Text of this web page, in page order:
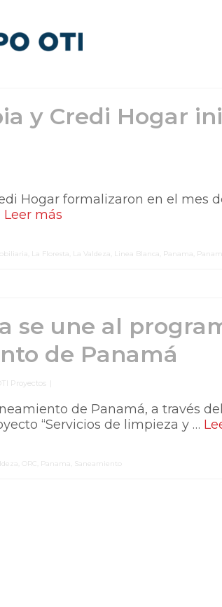
y Credi Hogar
Hogar formalizaron en el mes
Leer más
La Floresta La Valdeza Linea Blanca Panama
se une al
de Panamá
Proyectos |
de Panamá, a través
“Servicios de limpieza y …
ORC Panama Saneamiento